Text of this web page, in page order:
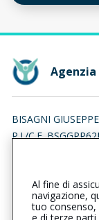
Agenzia
BISAGNI GIUSEPPE
P.I./C.F.
094122671
Al fine di
navigazione,
tuo consenso,